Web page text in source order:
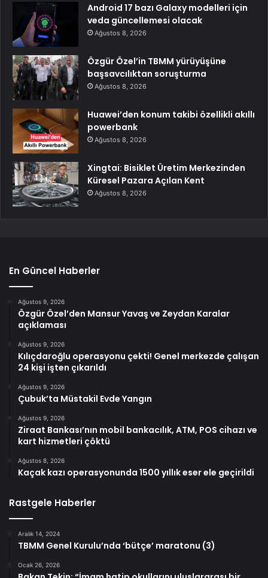
Android 17 bazı Galaxy modelleri için
veda güncellemesi olacak
Ağustos 8, 2026
Özgür Özel’in TBMM yürüyüşüne
başsavcılıktan soruşturma
Ağustos 8, 2026
Huawei’den konum takibi özellikli akıllı
powerbank
Ağustos 8, 2026
Xingtai: Bisiklet Üretim Merkezinden
Küresel Pazara Açılan Kent
Ağustos 8, 2026
En Güncel Haberler
Ağustos 9, 2026
Özgür Özel’den Mansur Yavaş ve Zeydan Karalar
açıklaması
Ağustos 9, 2026
Kılıçdaroğlu operasyonu çekti! Genel merkezde çalışan
24 kişi işten çıkarıldı
Ağustos 9, 2026
Çubuk’ta Müstakil Evde Yangın
Ağustos 9, 2026
Ziraat Bankası’nın mobil bankacılık, ATM, POS cihazı ve
kart hizmetleri çöktü
Ağustos 8, 2026
Kaçak kazı operasyonunda 1500 yıllık eser ele geçirildi
Rastgele Haberler
Aralık 14, 2024
TBMM Genel Kurulu’nda ‘bütçe’ maratonu (3)
Ocak 26, 2026